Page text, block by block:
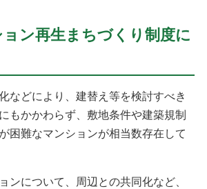
ン再生まちづくり制度に
などにより、建替え等を検討すべき
もかかわらず、敷地条件や建築規制
困難なマンションが相当数存在して
ンについて、周辺との共同化など、